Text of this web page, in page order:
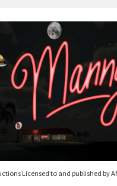
Licensed to and published by